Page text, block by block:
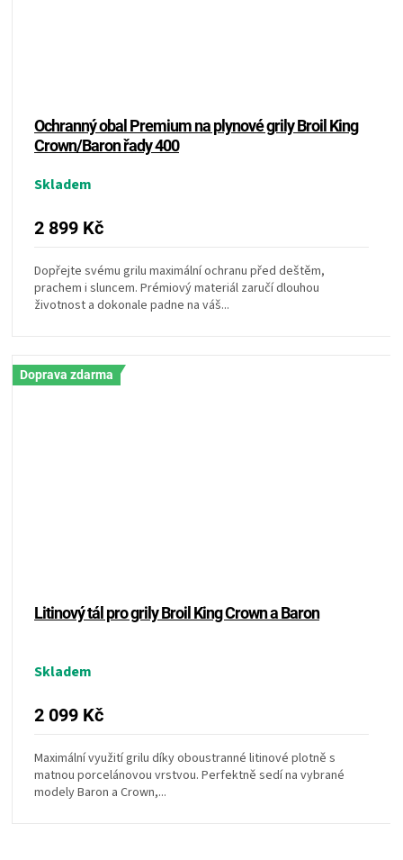
DÁRKOVÉ
POUKAZY
ZNAČKY
MĚNA
PŘIHLÁŠENÍ
Ochranný obal Premium na plynové grily Broil King
Crown/Baron řady 400
Skladem
2 899 Kč
Dopřejte svému grilu maximální ochranu před deštěm,
prachem i sluncem. Prémiový materiál zaručí dlouhou
životnost a dokonale padne na váš...
Doprava zdarma
Litinový tál pro grily Broil King Crown a Baron
Skladem
2 099 Kč
Maximální využití grilu díky oboustranné litinové plotně s
matnou porcelánovou vrstvou. Perfektně sedí na vybrané
modely Baron a Crown,...